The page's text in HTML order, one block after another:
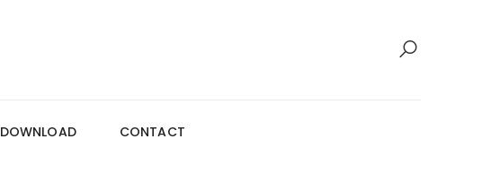
DOWNLOAD CONTACT